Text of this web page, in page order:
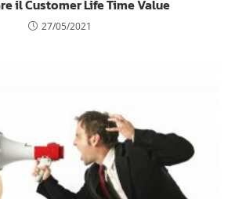
il Customer Life Time Value
27/05/2021